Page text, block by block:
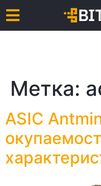
Метка:
ASIC